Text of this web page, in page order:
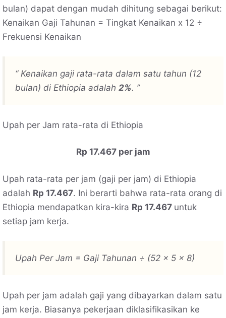
bulan) dapat dengan mudah dihitung sebagai berikut:
Kenaikan Gaji Tahunan = Tingkat Kenaikan x 12 ÷
Frekuensi Kenaikan
“ Kenaikan gaji rata-rata dalam satu tahun (12
bulan) di Ethiopia adalah 2%. ”
Upah per Jam rata-rata di Ethiopia
Rp 17.467 per jam
Upah rata-rata per jam (gaji per jam) di Ethiopia
adalah Rp 17.467. Ini berarti bahwa rata-rata orang di
Ethiopia mendapatkan kira-kira Rp 17.467 untuk
setiap jam kerja.
Upah Per Jam = Gaji Tahunan ÷ (52 x 5 x 8)
Upah per jam adalah gaji yang dibayarkan dalam satu
jam kerja. Biasanya pekerjaan diklasifikasikan ke